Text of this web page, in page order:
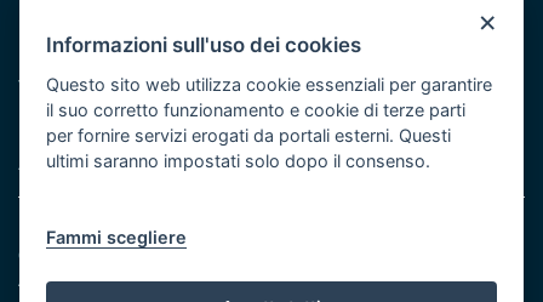
Protezione civile
Vai al sito di Protezione Civile Puglia
Iniziativa finanziata con risorse del POR Puglia 2014/2020 -
Asse XI
Note legali
Cookie e privacy
Amministrazione trasparente
×
Informazioni sull'uso dei cookies
Questo sito web utilizza cookie essenziali per garantire
il suo corretto funzionamento e cookie di terze parti
per fornire servizi erogati da portali esterni. Questi
ultimi saranno impostati solo dopo il consenso.
Fammi scegliere